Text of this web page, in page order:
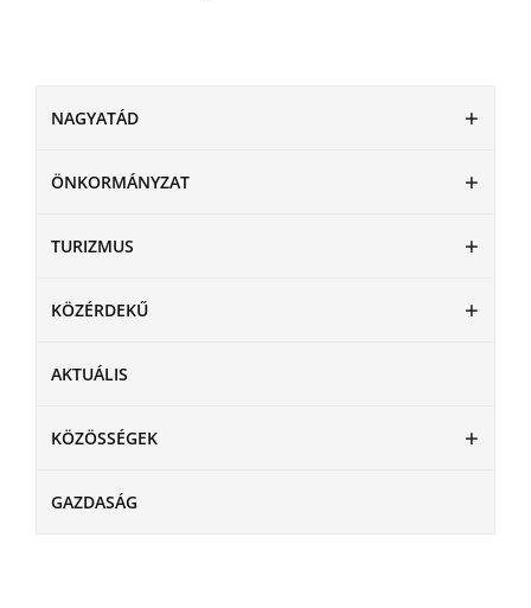
NAGYATÁD
ÖNKORMÁNYZAT
TURIZMUS
KÖZÉRDEKŰ
AKTUÁLIS
KÖZÖSSÉGEK
GAZDASÁG